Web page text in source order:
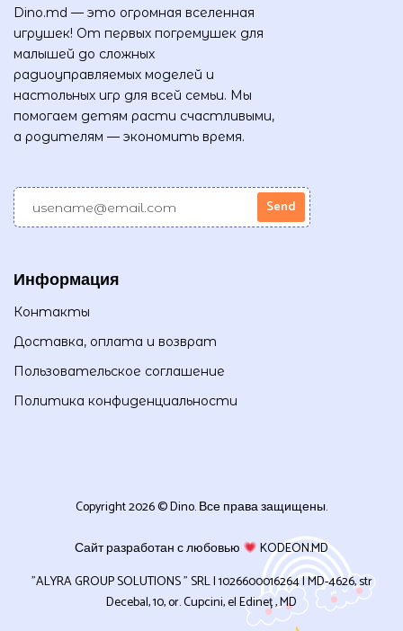
Dino.md — это огромная вселенная
игрушек! От первых погремушек для
малышей до сложных
радиоуправляемых моделей и
настольных игр для всей семьи. Мы
помогаем детям расти счастливыми,
а родителям — экономить время.
Информация
Контакты
Доставка, оплата и возврат
Пользовательское соглашение
Политика конфиденциальности
Copyright 2026 © Dino. Все права защищены.
Сайт разработан с любовью
KODEON.MD
”ALYRA GROUP SOLUTIONS ” SRL | 1026600016264 | MD-4626, str
Decebal, 10, or. Cupcini, el Edineț , MD